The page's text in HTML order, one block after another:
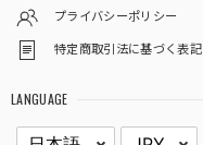
プライバシーポリシー
特定商取引法に基づく表記
LANGUAGE